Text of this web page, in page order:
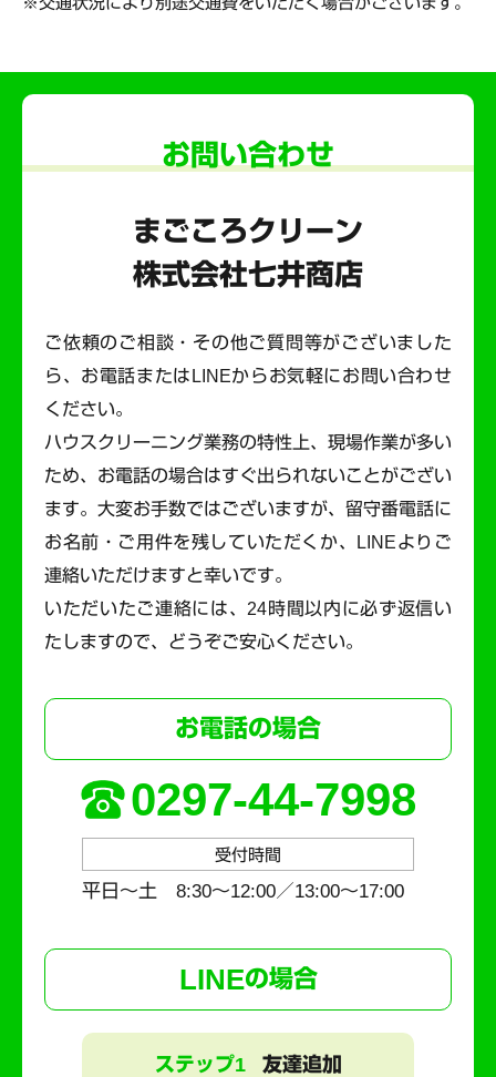
お問い合わせ
まごころクリーン
株式会社七井商店
ご依頼のご相談・その他ご質問等がございました
ら、お電話またはLINEからお気軽にお問い合わせ
ください。
ハウスクリーニング業務の特性上、現場作業が多い
ため、お電話の場合はすぐ出られないことがござい
ます。 大変お手数ではございますが、留守番電話に
お名前・ご用件を残していただくか、LINEよりご
連絡いただけますと幸いです。
いただいたご連絡には、24時間以内に必ず返信い
たしますので、どうぞご安心ください。
お電話の場合
0297-44-7998
受付時間
平日～土 8:30〜12:00／13:00〜17:00
LINEの場合
ステップ1 友達追加